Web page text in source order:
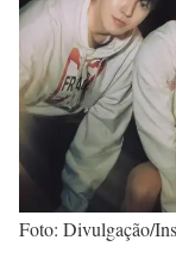
Foto: Divulgação/